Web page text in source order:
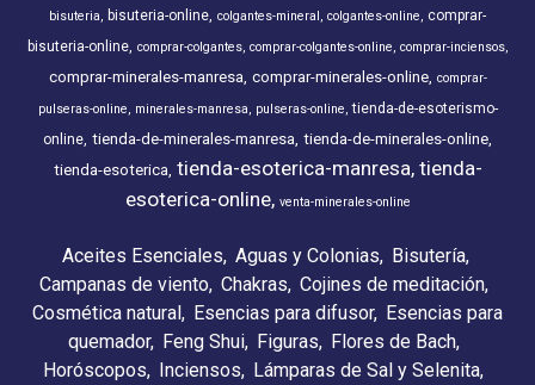
bisuteria bisuteria-online colgantes-mineral colgantes-online
comprar-
bisuteria-online comprar-colgantes comprar-colgantes-online comprar-inciensos
comprar-minerales-manresa comprar-minerales-online comprar-
pulseras-online
minerales-manresa pulseras-online tienda-de-esoterismo-
online tienda-de-minerales-manresa tienda-de-minerales-online
tienda-esoterica tienda-esoterica-manresa tienda-
esoterica-online venta-minerales-online
Aceites Esenciales Aguas y Colonias
Bisutería
Campanas de viento Chakras Cojines de meditación
Cosmética natural Esencias para difusor Esencias para
quemador
Feng Shui Figuras
Flores de Bach
Horóscopos
Inciensos
Lámparas de Sal y Selenita